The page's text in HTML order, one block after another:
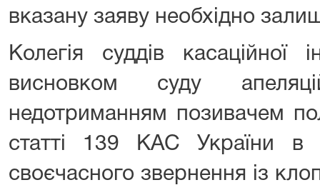
вказану заяву необхідно
Колегія суддів касаційної
висновком суду
недотриманням позивачем
статті 139 КАС України в
своєчасного звернення із